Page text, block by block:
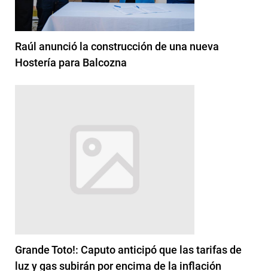
Raúl anunció la construcción de una nueva
Hostería para Balcozna
Grande Toto!: Caputo anticipó que las tarifas de
luz y gas subirán por encima de la inflación